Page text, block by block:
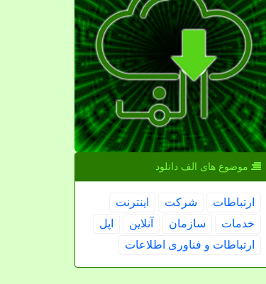
موضوع های الف دانلود
ارتباطات شركت
اینترنت
خدمات
سازمان آنلاین
اپل
ارتباطات و فناوری اطلاعات